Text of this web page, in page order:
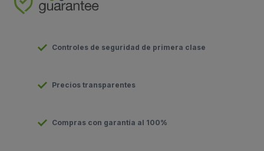
Controles de seguridad de primera clase
Precios transparentes
Compras con garantía al 100%